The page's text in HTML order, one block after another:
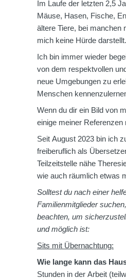
Im Laufe der letzten 2,5
Mäuse, Hasen, Fische,
ältere Tiere, bei manchen
mich keine Hürde darstellt.
Ich bin immer wieder
von dem respektvollen
neue Umgebungen zu
Menschen
Wenn du dir ein Bild von
einige meiner Referenzen
Seit August 2023 bin ich
freiberuflich als
Teilzeitstelle nähe
wie auch räumlich etwas
Solltest du nach einer
Familienmitglieder
beachten, um
und möglich ist:
Sits mit Übernachtung:
Wie lange kann das
Stunden in der Arbeit